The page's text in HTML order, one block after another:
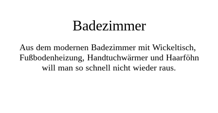
Badezimmer
Aus dem modernen Badezimmer mit Wickeltisch,
Fußbodenheizung, Handtuchwärmer und Haarföhn
will man so schnell nicht wieder raus.